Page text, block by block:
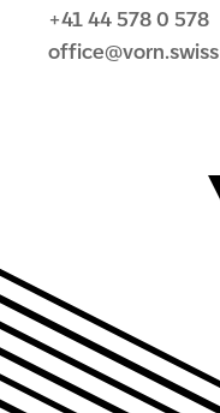
+41 44 578 0 578
office@vorn.swiss